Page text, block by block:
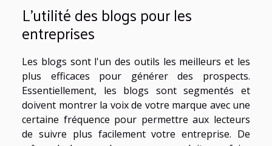
L'utilité des blogs pour les
entreprises
Les blogs sont l'un des outils les meilleurs et les
plus efficaces pour générer des prospects.
Essentiellement, les blogs sont segmentés et
doivent montrer la voix de votre marque avec une
certaine fréquence pour permettre aux lecteurs
de suivre plus facilement votre entreprise. De